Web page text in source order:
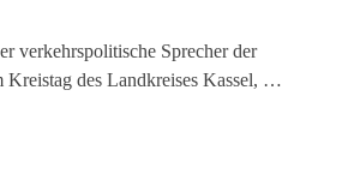
verkehrspolitische Sprecher der
des Landkreises Kassel, …